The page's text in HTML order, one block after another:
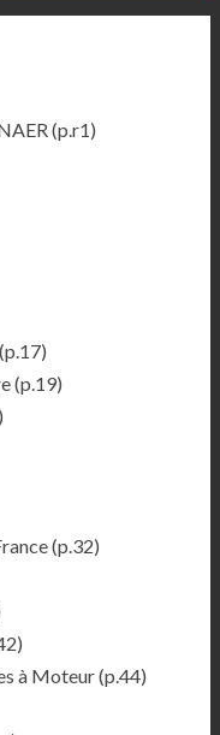
(p.r1)
(p.17)
(p.19)
(p.32)
à Moteur(p.44)